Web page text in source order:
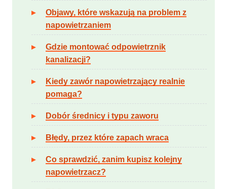
Objawy, które wskazują na problem z
napowietrzaniem
Gdzie montować odpowietrznik
kanalizacji?
Kiedy zawór napowietrzający realnie
pomaga?
Dobór średnicy i typu zaworu
Błędy, przez które zapach wraca
Co sprawdzić, zanim kupisz kolejny
napowietrzacz?